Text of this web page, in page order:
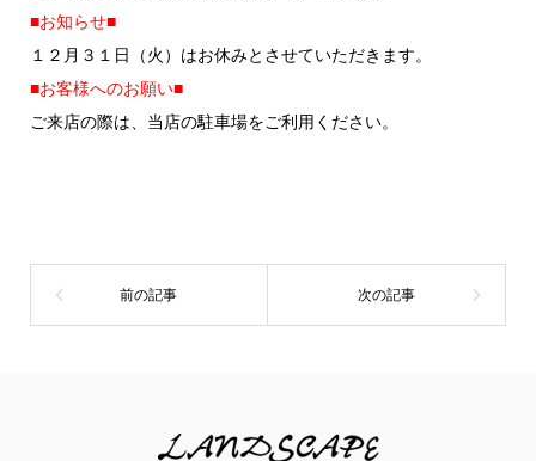
■お知らせ■
１２月３１日（火）はお休みとさせていただきます。
■お客様へのお願い■
ご来店の際は、当店の駐車場をご利用ください。